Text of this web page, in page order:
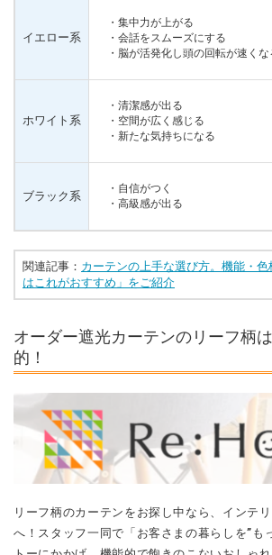
イエロー系
・集中力が上がる
・会話をスムーズにする
・脳が活発化し頭の回転が速くな
ホワイト系
・清潔感が出る
・空間が広く感じる
・新たな気持ちになる
ブラック系
・自信がつく
・高級感が出る
関連記事： カーテンの上手な選び方。機能・色
はこれがおすすめ」をご紹介
オーダー遮光カーテンのリーフ柄
的！
リーフ柄のカーテンをお探し中なら、インテ
へ！スタッフ一同で「お客さまの暮らしを”も